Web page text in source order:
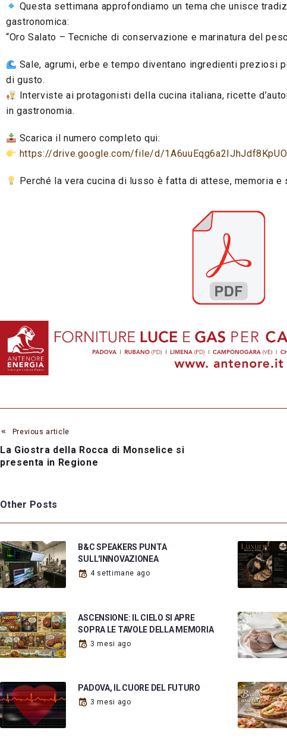
Questa settimana approfondiamo un tema che unisce
gastronomica:
“Oro Salato – Tecniche di conservazione e marinatura del
Sale, agrumi, erbe e tempo diventano ingredienti preziosi
di gusto.
Interviste ai protagonisti della cucina italiana, ricette
in gastronomia.
Scarica il numero completo qui:
https://drive.google.com/file/d/
Perché la vera cucina di lusso è fatta di attese, memoria e
Previous article
La Giostra della Rocca di Monselice si
presenta in Regione
Other Posts
B&C SPEAKERS PUNTA
SULL'INNOVAZIONEA
4 settimane ago
ASCENSIONE: IL CIELO SI APRE
SOPRA LE TAVOLE DELLA MEMORIA
3 mesi ago
PADOVA, IL CUORE DEL FUTURO
3 mesi ago